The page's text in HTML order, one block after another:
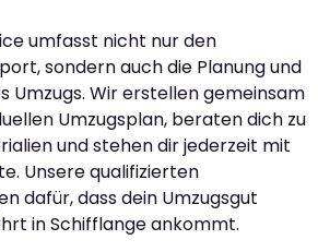
umfasst nicht nur den
sondern auch die Planung und
Umzugs. Wir erstellen gemeinsam
Umzugsplan, beraten dich zu
und stehen dir jederzeit mit
Unsere qualifizierten
dafür, dass dein Umzugsgut
in Schifflange ankommt.